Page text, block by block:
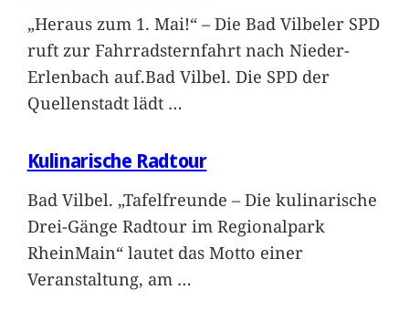
„Heraus zum 1. Mai!“ – Die Bad Vilbeler SPD
ruft zur Fahrradsternfahrt nach Nieder-
Erlenbach auf.Bad Vilbel. Die SPD der
Quellenstadt lädt …
Kulinarische Radtour
Bad Vilbel. „Tafelfreunde – Die kulinarische
Drei-Gänge Radtour im Regionalpark
RheinMain“ lautet das Motto einer
Veranstaltung, am …